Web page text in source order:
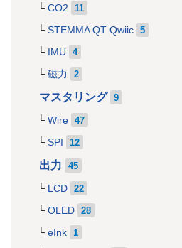
CO2 11
STEMMA QT Qwiic 5
IMU 4
磁力 2
マスタリング 9
Wire 47
SPI 12
出力 45
LCD 22
OLED 28
eInk 1